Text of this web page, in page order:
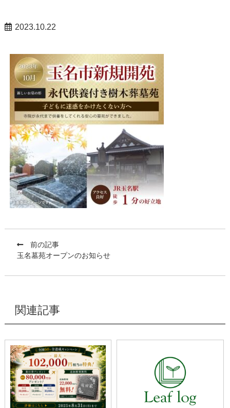
2023.10.22
前の記事
玉名墓苑オープンのお知らせ
関連記事